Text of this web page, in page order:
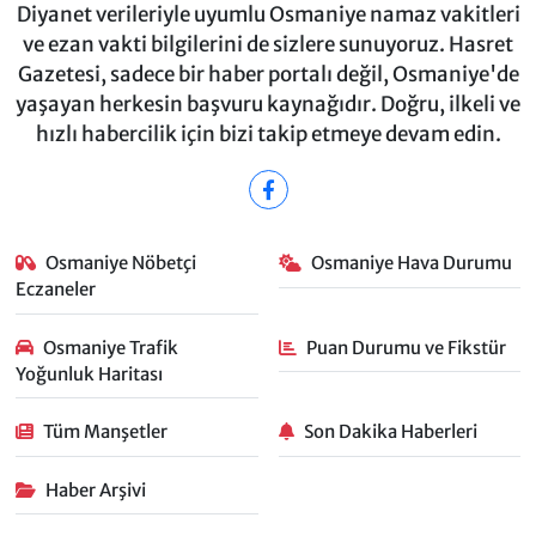
Diyanet verileriyle uyumlu Osmaniye namaz vakitleri
ve ezan vakti bilgilerini de sizlere sunuyoruz. Hasret
Gazetesi, sadece bir haber portalı değil, Osmaniye'de
yaşayan herkesin başvuru kaynağıdır. Doğru, ilkeli ve
hızlı habercilik için bizi takip etmeye devam edin.
Osmaniye Nöbetçi
Eczaneler
Osmaniye Hava Durumu
Osmaniye Trafik
Yoğunluk Haritası
Puan Durumu ve Fikstür
Tüm Manşetler Son Dakika Haberleri
Haber Arşivi